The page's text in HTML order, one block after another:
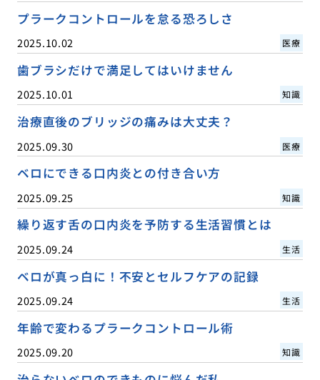
プラークコントロールを怠る恐ろしさ
2025.10.02 医療
歯ブラシだけで満足してはいけません
2025.10.01 知識
治療直後のブリッジの痛みは大丈夫？
2025.09.30 医療
ベロにできる口内炎との付き合い方
2025.09.25 知識
繰り返す舌の口内炎を予防する生活習慣とは
2025.09.24 生活
ベロが真っ白に！不安とセルフケアの記録
2025.09.24 生活
年齢で変わるプラークコントロール術
2025.09.20 知識